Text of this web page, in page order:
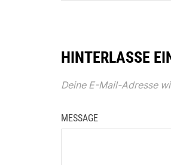
HINTERLASSE
Deine E-Mail-Adresse
MESSAGE